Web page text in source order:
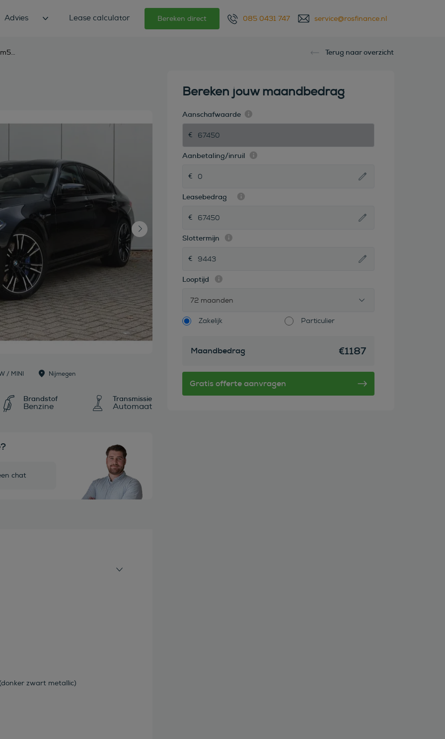
Advies Lease calculator Bereken direct 085 0431 747 service@rosfinance.nl
bmw m5 5 serie automaat Terug naar overzicht
/ MINI Nijmegen
Brandstof
Benzine
Transmissie
Automaat
chat
zwart metallic)
Bereken jouw maandbedrag
Aanschafwaarde
Aanbetaling/inruil
Leasebedrag
Slottermijn
Looptijd
72 maanden
Zakelijk Particulier
Maandbedrag €1187